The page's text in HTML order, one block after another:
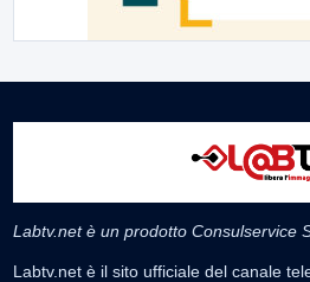
Labtv.net è un prodotto Consulservice
Labtv.net è il sito ufficiale del canale